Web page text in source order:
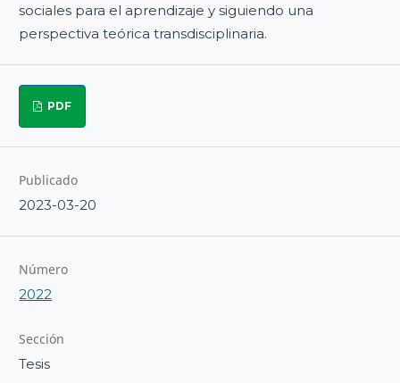
sociales para el aprendizaje y siguiendo una
perspectiva teórica transdisciplinaria.
PDF
Publicado
2023-03-20
Número
2022
Sección
Tesis